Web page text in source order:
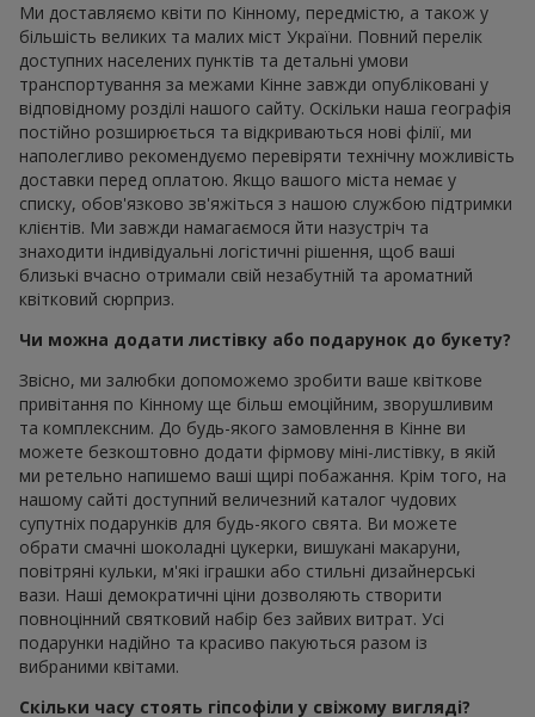
Ми доставляємо квіти по Кінному, передмістю, а також у
більшість великих та малих міст України. Повний перелік
доступних населених пунктів та детальні умови
транспортування за межами Кінне завжди опубліковані у
відповідному розділі нашого сайту. Оскільки наша географія
постійно розширюється та відкриваються нові філії, ми
наполегливо рекомендуємо перевіряти технічну можливість
доставки перед оплатою. Якщо вашого міста немає у
списку, обов'язково зв'яжіться з нашою службою підтримки
клієнтів. Ми завжди намагаємося йти назустріч та
знаходити індивідуальні логістичні рішення, щоб ваші
близькі вчасно отримали свій незабутній та ароматний
квітковий сюрприз.
Чи можна додати листівку або подарунок до букету?
Звісно, ми залюбки допоможемо зробити ваше квіткове
привітання по Кінному ще більш емоційним, зворушливим
та комплексним. До будь-якого замовлення в Кінне ви
можете безкоштовно додати фірмову міні-листівку, в якій
ми ретельно напишемо ваші щирі побажання. Крім того, на
нашому сайті доступний величезний каталог чудових
супутніх подарунків для будь-якого свята. Ви можете
обрати смачні шоколадні цукерки, вишукані макаруни,
повітряні кульки, м'які іграшки або стильні дизайнерські
вази. Наші демократичні ціни дозволяють створити
повноцінний святковий набір без зайвих витрат. Усі
подарунки надійно та красиво пакуються разом із
вибраними квітами.
Скільки часу стоять гіпсофіли у свіжому вигляді?